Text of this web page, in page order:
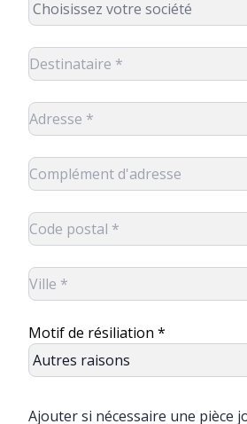
Motif de résiliation *
Ajouter si nécessaire une pièce